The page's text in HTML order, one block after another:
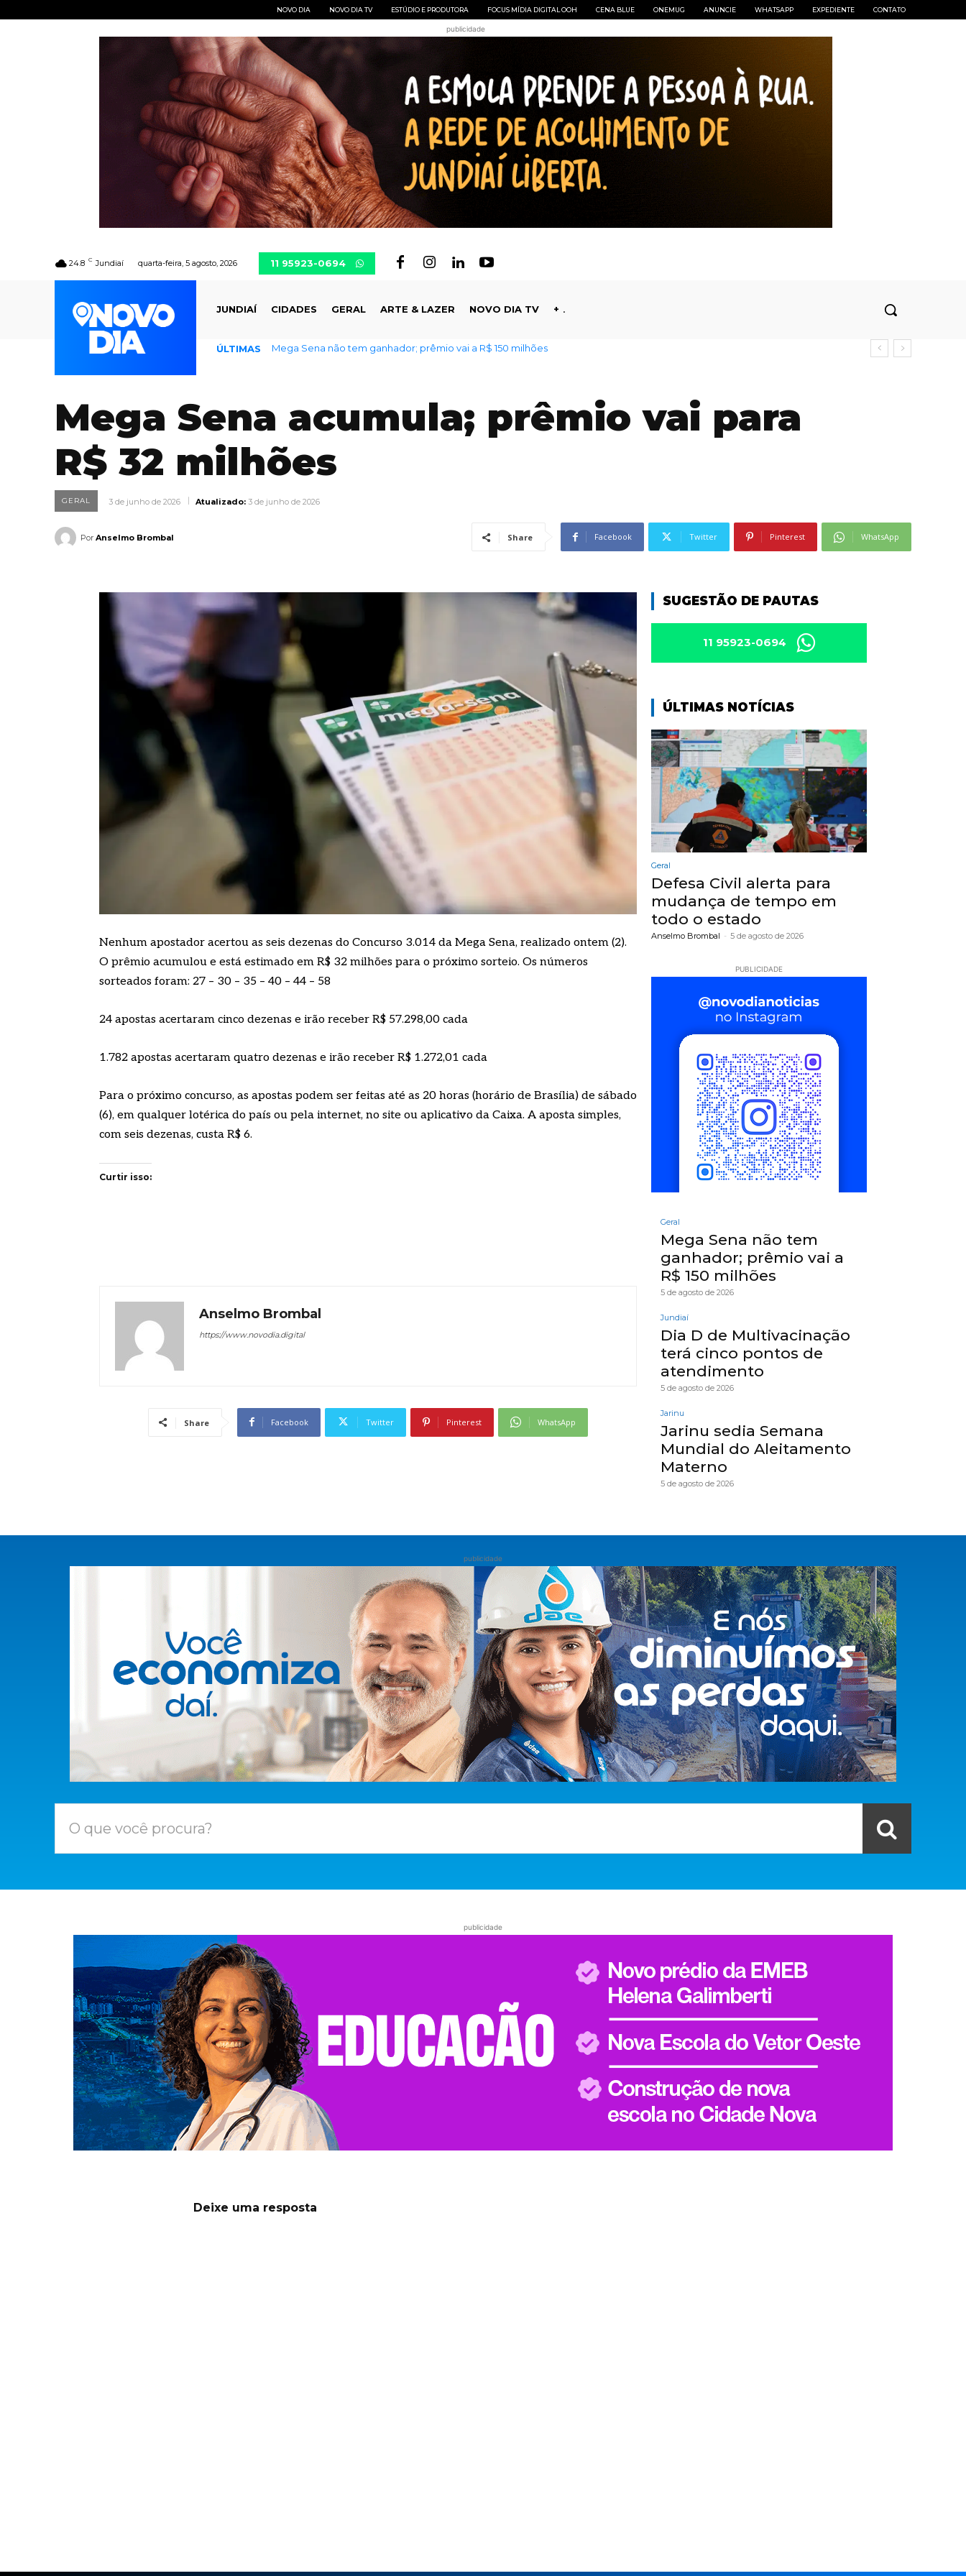
NOVO DIA NOVO DIA TV ESTÚDIO E PRODUTORA FOCUS MÍDIA DIGITAL OOH CENA BLUE ONEMUG ANUNCIE WHATSAPP EXPEDIENTE CONTATO
publicidade
24.8 C Jundiaí quarta-feira, 5 agosto, 2026 11 95923-0694
JUNDIAÍ CIDADES GERAL ARTE & LAZER NOVO DIA TV +
ÚLTIMASMega Sena não tem ganhador; prêmio vai a R$ 150 milhões
Dia D de Multivacinação terá cinco pontos de atendimento
Mega Sena acumula; prêmio vai para
R$ 32 milhões
GERAL 3 de junho de 2026 Atualizado: 3 de junho de 2026
Por Anselmo Brombal Share Facebook Twitter Pinterest WhatsApp
Nenhum apostador acertou as seis dezenas do Concurso 3.014 da Mega Sena, realizado ontem (2).
O prêmio acumulou e está estimado em R$ 32 milhões para o próximo sorteio. Os números
sorteados foram: 27 – 30 – 35 – 40 – 44 – 58
24 apostas acertaram cinco dezenas e irão receber R$ 57.298,00 cada
1.782 apostas acertaram quatro dezenas e irão receber R$ 1.272,01 cada
Para o próximo concurso, as apostas podem ser feitas até as 20 horas (horário de Brasília) de sábado
(6), em qualquer lotérica do país ou pela internet, no site ou aplicativo da Caixa. A aposta simples,
com seis dezenas, custa R$ 6.
Curtir isso:
Anselmo Brombal
https://www.novodia.digital
Share Facebook Twitter Pinterest WhatsApp
SUGESTÃO DE PAUTAS
11 95923-0694
ÚLTIMAS NOTÍCIAS
Geral
Defesa Civil alerta para
mudança de tempo em
todo o estado
Anselmo Brombal - 5 de agosto de 2026
PUBLICIDADE
Geral
Mega Sena não tem
ganhador; prêmio vai a
R$ 150 milhões
5 de agosto de 2026
Jundiaí
Dia D de Multivacinação
terá cinco pontos de
atendimento
5 de agosto de 2026
Jarinu
Jarinu sedia Semana
Mundial do Aleitamento
Materno
5 de agosto de 2026
publicidade
O que você procura?
publicidade
Deixe uma resposta